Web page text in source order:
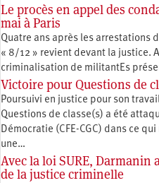
Le procès en appel des
mai à Paris
Quatre ans après les arrestations
« 8/12 » revient devant la justice.
criminalisation de militantEs
Victoire pour Questions de
Poursuivi en justice pour son
Questions de classe(s) a été
Démocratie (CFE-CGC) dans ce
une…
Avec la loi SURE,
de la justice criminelle